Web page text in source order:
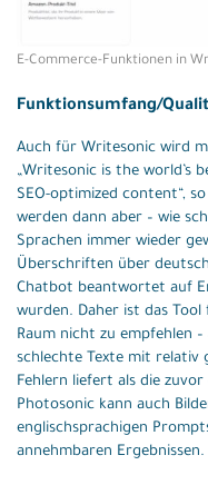
E-Commerce-Funktionen in
Funktionsumfang/
Auch für Writesonic wird
„Writesonic is the world’s
SEO-optimized content“,
werden dann aber – wie
Sprachen immer wieder
Überschriften über
Chatbot beantwortet auf
wurden. Daher ist das
Raum nicht zu empfehlen
schlechte Texte mit relativ
Fehlern liefert als die
Photosonic kann auch
englischsprachigen
annehmbaren Ergebnissen.